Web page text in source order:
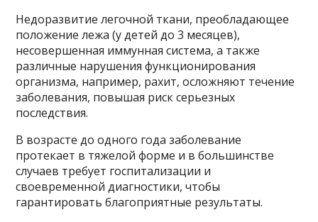
Недоразвитие легочной ткани, преобладающее
положение лежа (у детей до 3 месяцев),
несовершенная иммунная система, а также
различные нарушения функционирования
организма, например, рахит, осложняют течение
заболевания, повышая риск серьезных
последствия.
В возрасте до одного года заболевание
протекает в тяжелой форме и в большинстве
случаев требует госпитализации и
своевременной диагностики, чтобы
гарантировать благоприятные результаты.